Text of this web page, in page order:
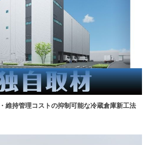
維持管理コストの抑制可能な冷蔵倉庫新工法